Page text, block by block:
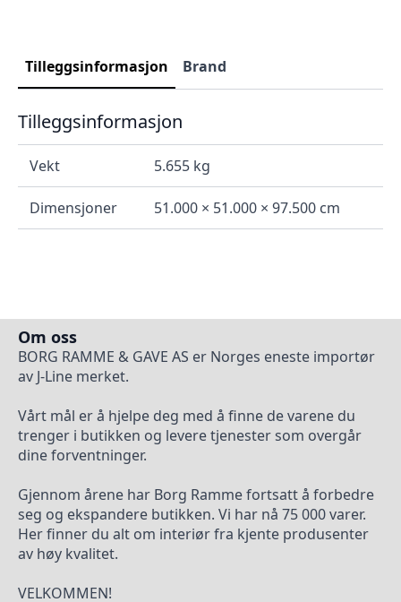
Tilleggsinformasjon Brand
Tilleggsinformasjon
Vekt 5.655 kg
Dimensjoner 51.000 × 51.000 × 97.500 cm
Om oss
BORG RAMME & GAVE AS er Norges eneste importør
av J-Line merket.
Vårt mål er å hjelpe deg med å finne de varene du
trenger i butikken og levere tjenester som overgår
dine forventninger.
Gjennom årene har Borg Ramme fortsatt å forbedre
seg og ekspandere butikken. Vi har nå 75 000 varer.
Her finner du alt om interiør fra kjente produsenter
av høy kvalitet.
VELKOMMEN!